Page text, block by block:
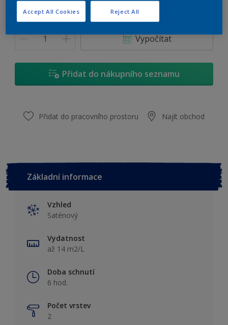
Množství Kalkulačka pro výpočet barvy
Vypočítat
Přidat do nákupního seznamu
Přidat do pracovního prostoru Najít obchod
Základní informace
Vzhled
Saténový
Vydatnost
až 14 m2/L
Doba schnutí
6 hod.
Počet vrstev
2
Reject All
Accept All Cookies